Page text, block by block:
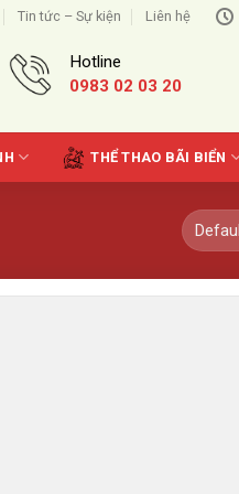
Tin tức – Sự kiện Liên hệ
Hotline
0983 02 03 20
THỂ THAO BÃI BIỂN